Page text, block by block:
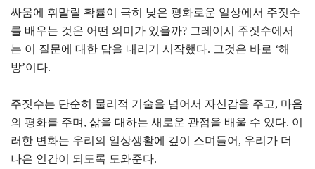
싸움에 휘말릴 확률이 극히 낮은 평화로운 일상에서 주짓수
를 배우는 것은 어떤 의미가 있을까? 그레이시 주짓수에서
는 이 질문에 대한 답을 내리기 시작했다. 그것은 바로 ‘해
방’이다.
주짓수는 단순히 물리적 기술을 넘어서 자신감을 주고, 마음
의 평화를 주며, 삶을 대하는 새로운 관점을 배울 수 있다. 이
러한 변화는 우리의 일상생활에 깊이 스며들어, 우리가 더
나은 인간이 되도록 도와준다.